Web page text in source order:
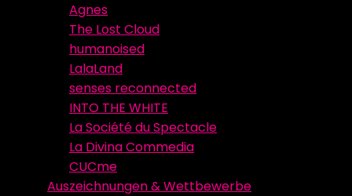
Agnes
The Lost Cloud
humanoised
LalaLand
senses reconnected
INTO THE WHITE
La Société du Spectacle
La Divina Commedia
CUCme
Auszeichnungen & Wettbewerbe